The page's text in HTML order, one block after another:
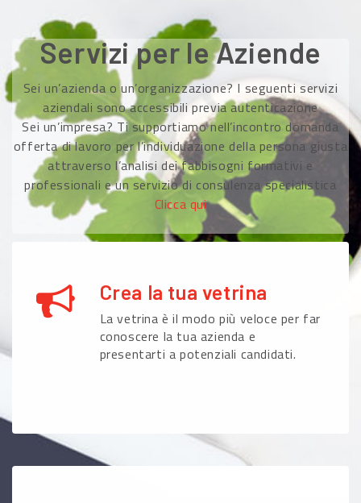
Servizi per le Aziende
Sei un’azienda o un’organizzazione? I seguenti servizi
aziendali sono accessibili previa autenticazione
Sei un’impresa? Ti supportiamo nell’incontro domanda
offerta di lavoro per l’individuazione della persona giusta
attraverso l’analisi dei fabbisogni formativi e
professionali e un servizio di consulenza specialistica
Clicca qui
Crea la tua vetrina
La vetrina è il modo più veloce per far
conoscere la tua azienda e
presentarti a potenziali candidati.